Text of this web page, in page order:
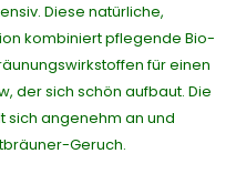
Diese natürliche,
kombiniert pflegende Bio-
für einen
der sich schön aufbaut. Die
sich angenehm an und
Geruch.